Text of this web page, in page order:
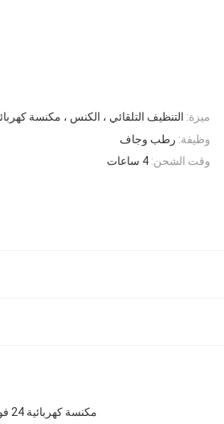
ميزة: التنظيف التلقائي ، الكنس ، مكنسة
وظيفة: رطب وجاف
وقت الشحن: 4 ساعات
مكنسة كهربائية 24 فولت 2600 مللي أمبير تعمل بالبطارية لتنظيف المنزل